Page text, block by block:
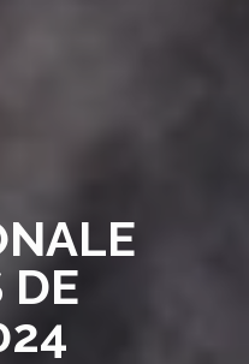
DE